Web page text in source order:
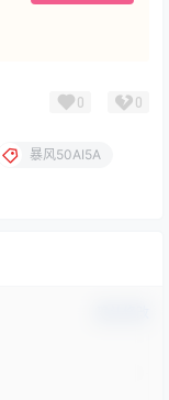
0 0
暴风50AI5A